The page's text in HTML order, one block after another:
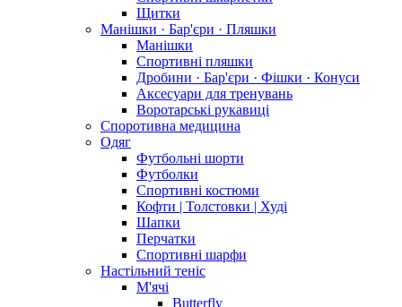
Щитки
Манішки · Бар'єри · Пляшки
Манішки
Спортивні пляшки
Дробини · Бар'єри · Фішки · Конуси
Аксесуари для тренувань
Воротарські рукавиці
Споротивна медицина
Одяг
Футбольні шорти
Футболки
Спортивні костюми
Кофти | Толстовки | Худі
Шапки
Перчатки
Спортивні шарфи
Настільний теніс
М'ячі
Butterfly